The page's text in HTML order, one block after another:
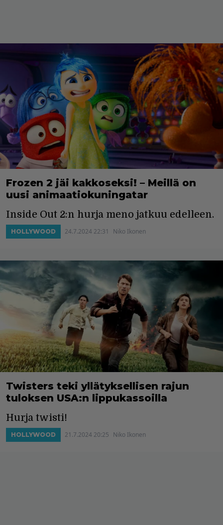
Frozen 2 jäi kakkoseksi! – Meillä on
uusi animaatiokuningatar
Inside Out 2:n hurja meno jatkuu edelleen.
HOLLYWOOD 24.7.2024 22:31 Niko Ikonen
Twisters teki yllätyksellisen rajun
tuloksen USA:n lippukassoilla
Hurja twisti!
HOLLYWOOD 21.7.2024 20:25 Niko Ikonen